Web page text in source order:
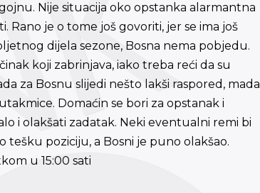
Nije situacija oko opstanka alarmantna
Rano je o tome još govoriti, jer se ima još
dijela sezone, Bosna nema pobjedu.
koji zabrinjava, iako treba reći da su
za Bosnu slijedi nešto lakši raspored, mada
Domaćin se bori za opstanak i
i olakšati zadatak. Neki eventualni remi bi
poziciju, a Bosni je puno olakšao.
u 15:00 sati